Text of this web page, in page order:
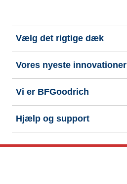
Vælg det rigtige dæk
Vores nyeste innovationer
Vi er BFGoodrich
Hjælp og support